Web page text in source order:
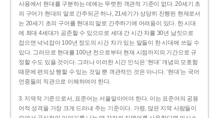
사용에서 현대를 구분하는 데에는 뚜렷한 객관적 기준이 없다. 20세기 초
의 구어가 현대의 말로 간주되곤 하나, 21세기가 상당히 진행된 현재로서
는 20세기 초의 구어를 현대의 말로 간주하기에 어려움이 있다. 한 시대
에 최대 4세대가 공존할 수 있으므로 세대 간 시간 차를 30년 남짓으로
잡으면 넉넉잡아 100년 정도의 시간 차가 있는 말들이 한 시대에 쓰일 수
있다. 그러므로 현대를 100년 전으로부터 현재 시점까지의 기간으로 규
정할 수도 있을 것이다. 그러나 이러한 시간 인식은 ‘현대’ 개념의 모호함
때문에 편의상 행할 수 있는 것일 뿐 객관적인 것은 아니다. ‘현대’는 국어
언중들의 직관으로 이해하여야 한다.
3. 지역적 기준으로서, 표준어는 서울말이어야 한다. 이는 표준어의 공용
어적 성격을 가장 크게 드러내 주는 기준이다. 가령, 많은 지역 사람들이